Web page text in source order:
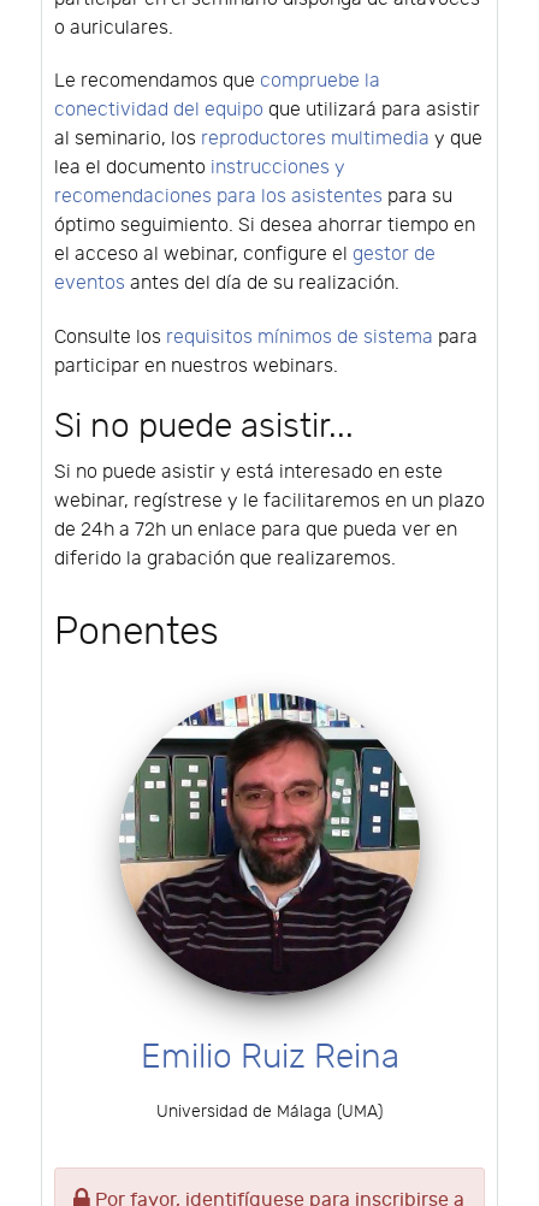
o auriculares.
Le recomendamos que compruebe la
conectividad del equipo que utilizará para asistir
al seminario, los reproductores multimedia y que
lea el documento instrucciones y
recomendaciones para los asistentes para su
óptimo seguimiento. Si desea ahorrar tiempo en
el acceso al webinar, configure el gestor de
eventos antes del día de su realización.
Consulte los requisitos mínimos de sistema para
participar en nuestros webinars.
Si no puede asistir...
Si no puede asistir y está interesado en este
webinar, regístrese y le facilitaremos en un plazo
de 24h a 72h un enlace para que pueda ver en
diferido la grabación que realizaremos.
Ponentes
Emilio Ruiz Reina
Universidad de Málaga (UMA)
Por favor, identifíquese para inscribirse a